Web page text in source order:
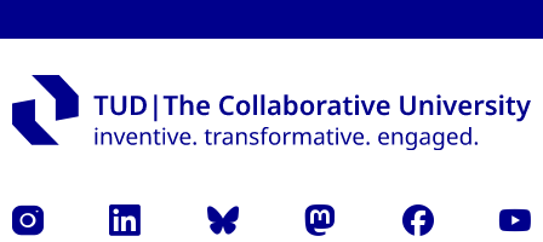
Instagram LinkedIn Bluesky Mastodon Facebook